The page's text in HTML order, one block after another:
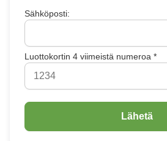
Sähköposti:
Luottokortin 4 viimeistä numeroa *